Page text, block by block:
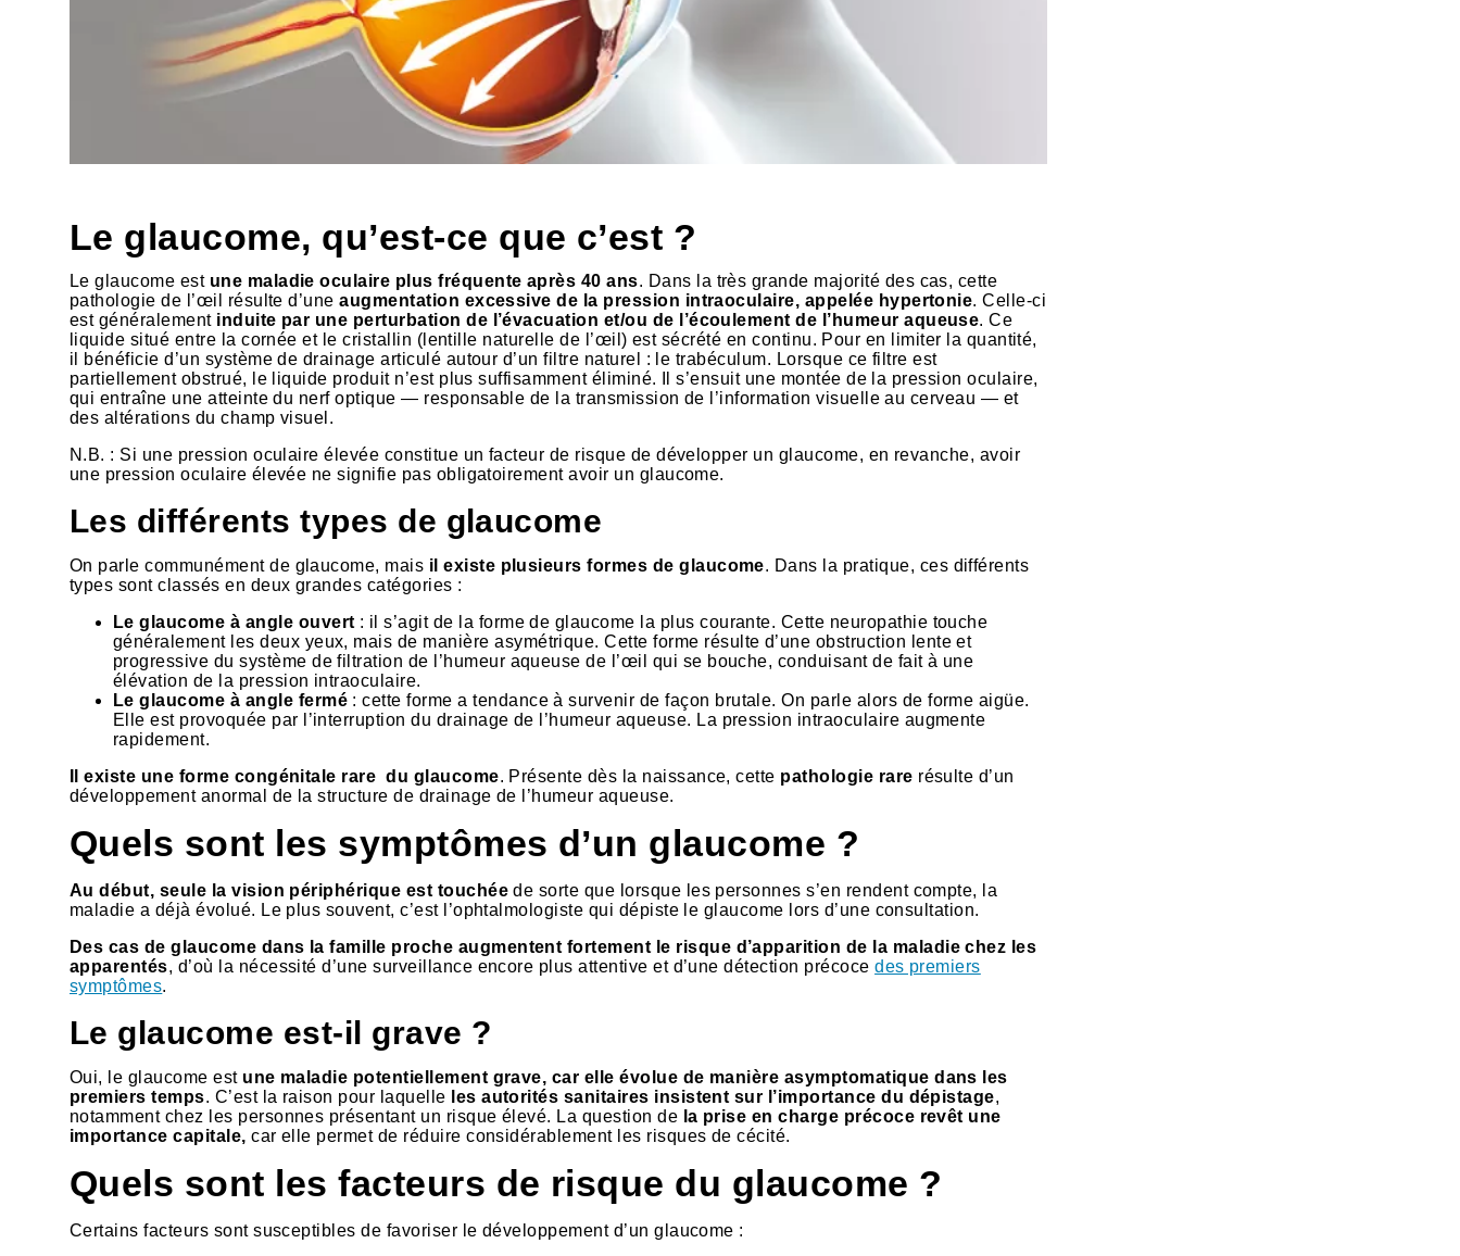
Le glaucome, qu’est-ce que c’est ?
Le glaucome est une maladie oculaire plus fréquente après 40 ans. Dans la très grande majorité des cas, cette
pathologie de l’œil résulte d’uneaugmentation excessive de la pression intraoculaire, appelée hypertonie. Celle-ci
est généralement induite par une perturbation de l’évacuation et/ou de l’écoulement de l’humeur aqueuse. Ce
liquide situé entre la cornée et le cristallin (lentille naturelle de l’œil) est sécrété en continu. Pour en limiter la quantité,
il bénéficie d’un système de drainage articulé autour d’un filtre naturel : le trabéculum. Lorsque ce filtre est
partiellement obstrué, le liquide produit n’est plus suffisamment éliminé. Il s’ensuit une montée de la pression oculaire,
qui entraîne une atteinte du nerf optique — responsable de la transmission de l’information visuelle au cerveau — et
des altérations du champ visuel.
N.B. : Si une pression oculaire élevée constitue un facteur de risque de développer un glaucome, en revanche, avoir
une pression oculaire élevée ne signifie pas obligatoirement avoir un glaucome.
Les différents types de glaucome
On parle communément de glaucome, mais il existe plusieurs formes de glaucome. Dans la pratique, ces différents
types sont classés en deux grandes catégories :
Le glaucome à angle ouvert : il s’agit de la forme de glaucome la plus courante. Cette neuropathie touche
généralement les deux yeux, mais de manière asymétrique. Cette forme résulte d’une obstruction lente et
progressive du système de filtration de l’humeur aqueuse de l’œil qui se bouche, conduisant de fait à une
élévation de la pression intraoculaire.
Le glaucome à angle fermé : cette forme a tendance à survenir de façon brutale. On parle alors de forme aigüe.
Elle est provoquée par l’interruption du drainage de l’humeur aqueuse. La pression intraoculaire augmente
rapidement.
Il existe une forme congénitale rare du glaucome. Présente dès la naissance, cette pathologie rare résulte d’un
développement anormal de la structure de drainage de l’humeur aqueuse.
Quels sont les symptômes d’un glaucome ?
Au début, seule la vision périphérique est touchée de sorte que lorsque les personnes s’en rendent compte, la
maladie a déjà évolué. Le plus souvent, c’est l’ophtalmologiste qui dépiste le glaucome lors d’une consultation.
Des cas de glaucome dans la famille proche augmentent fortement le risque d’apparition de la maladie chez les
apparentés, d’où la nécessité d’une surveillance encore plus attentive et d’une détection précocedes premiers
symptômes.
Le glaucome est-il grave ?
Oui, le glaucome est une maladie potentiellement grave, car elle évolue de manière asymptomatique dans les
premiers temps. C’est la raison pour laquelle les autorités sanitaires insistent sur l’importance du dépistage,
notamment chez les personnes présentant un risque élevé. La question de la prise en charge précoce revêt une
importance capitale, car elle permet de réduire considérablement les risques de cécité.
Quels sont les facteurs de risque du glaucome ?
Certains facteurs sont susceptibles de favoriser le développement d’un glaucome :